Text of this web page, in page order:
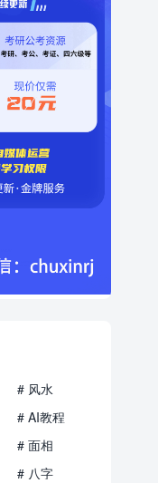
# 风水
# AI教程
# 面相
# 八字